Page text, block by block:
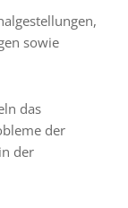
sowie
das
der
der